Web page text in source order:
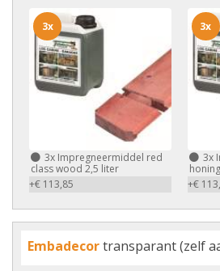
3x Impregneermiddel red
class wood 2,5 liter
+€ 113,85
3x
3x
+€
3x
Embadecortransparant (zelf